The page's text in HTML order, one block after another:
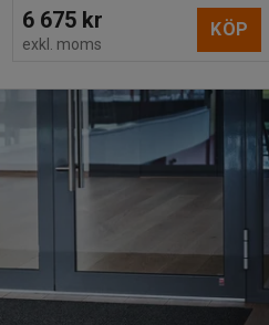
6 675 kr
exkl. moms
KÖP